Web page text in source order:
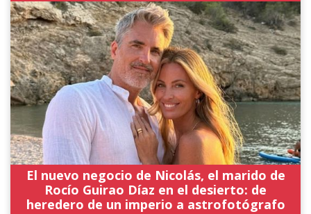
El nuevo negocio de Nicolás, el marido de
Rocío Guirao Díaz en el desierto: de
heredero de un imperio a astrofotógrafo